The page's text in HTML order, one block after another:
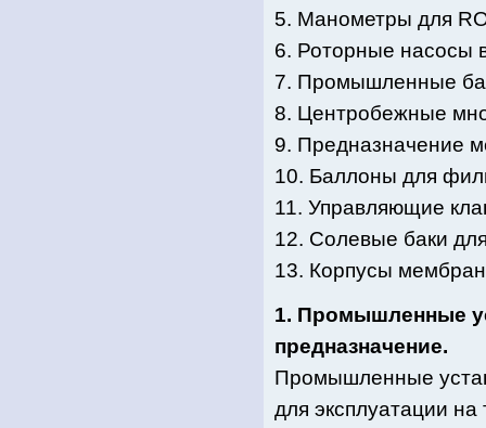
5. Манометры для
6. Роторные насосы
7. Промышленные
8. Центробежные
9. Предназначение
10. Баллоны для
11. Управляющие
12. Солевые баки
13. Корпусы
1. Промышленные
предназначение.
Промышленные
для эксплуатации